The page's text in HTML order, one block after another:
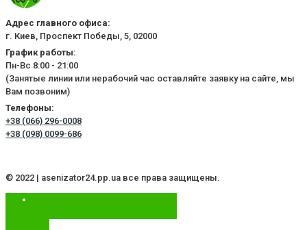
Адрес главного офиса:
г. Киев, Проспект Победы, 5, 02000
График работы:
Пн-Вс 8:00 - 21:00
(Занятые линии или нерабочий час оставляйте заявку на сайте, мы
Вам позвоним)
Телефоны:
+38 (066) 296-0008
+38 (098) 0099-686
© 2022 | asenizator24.pp.ua все права защищены.